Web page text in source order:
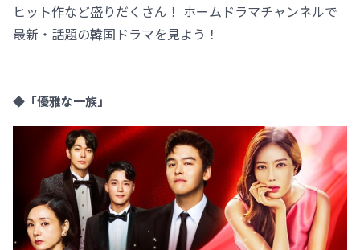
ヒット作など盛りだくさん！ ホームドラマチャンネルで
最新・話題の韓国ドラマを見よう！
◆「優雅な一族」